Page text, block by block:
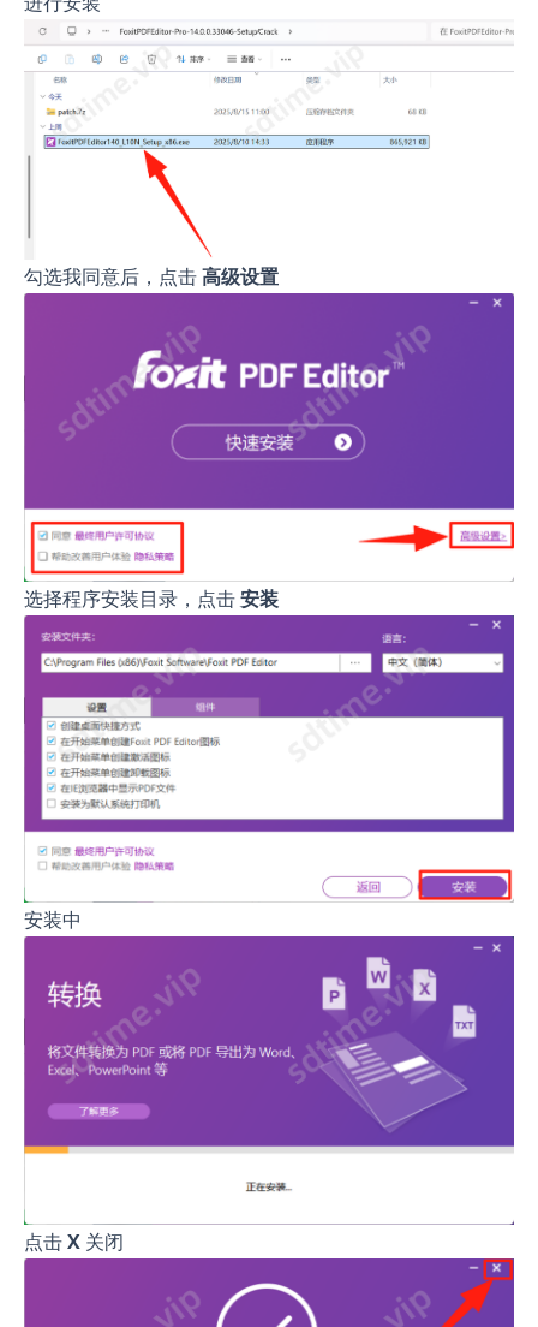
勾选我同意后，点击高级设置
选择程序安装目录，点击安装
安装中
点击X 关闭